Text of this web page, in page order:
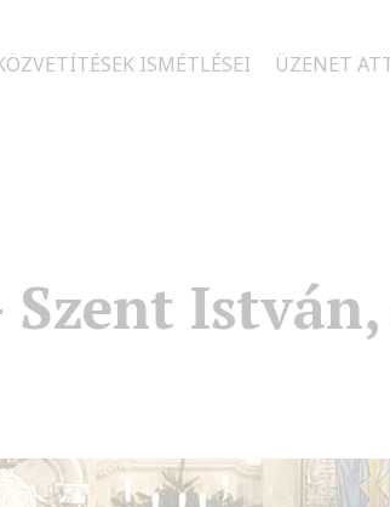
ISMÉTLÉSEI ÜZENET
Szent